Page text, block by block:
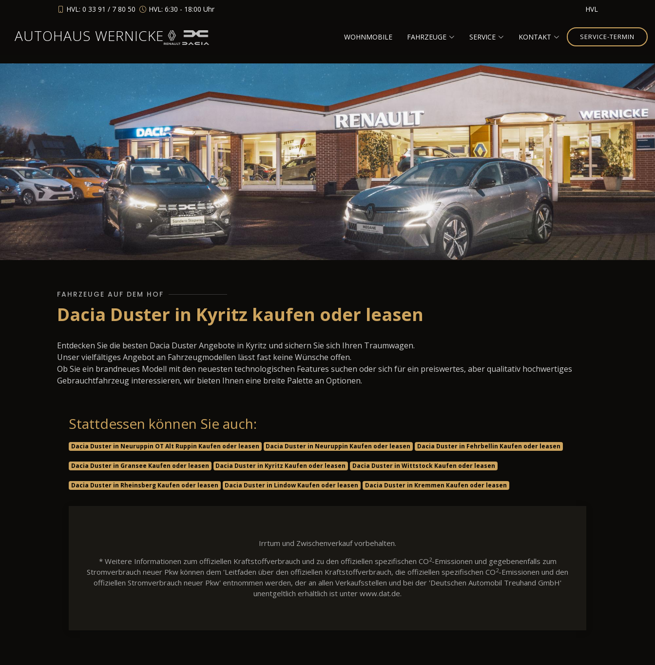
HVL: 0 33 91 / 7 80 50 HVL: 6:30 - 18:00 Uhr HVL
AUTOHAUS WERNICKE WOHNMOBILE FAHRZEUGE SERVICE KONTAKT SERVICE-TERMIN
FAHRZEUGE AUF DEM HOF
Dacia Duster in Kyritz kaufen oder leasen
Entdecken Sie die besten Dacia Duster Angebote in Kyritz und sichern Sie sich Ihren Traumwagen.
Unser vielfältiges Angebot an Fahrzeugmodellen lässt fast keine Wünsche offen.
Ob Sie ein brandneues Modell mit den neuesten technologischen Features suchen oder sich für ein preiswertes, aber qualitativ hochwertiges
Gebrauchtfahrzeug interessieren, wir bieten Ihnen eine breite Palette an Optionen.
Stattdessen können Sie auch:
Dacia Duster in Neuruppin OT Alt Ruppin Kaufen oder leasen Dacia Duster in Neuruppin Kaufen oder leasen Dacia Duster in Fehrbellin Kaufen oder leasen
Dacia Duster in Gransee Kaufen oder leasen Dacia Duster in Kyritz Kaufen oder leasen Dacia Duster in Wittstock Kaufen oder leasen
Dacia Duster in Rheinsberg Kaufen oder leasen Dacia Duster in Lindow Kaufen oder leasen Dacia Duster in Kremmen Kaufen oder leasen
Irrtum und Zwischenverkauf vorbehalten.
* Weitere Informationen zum offiziellen Kraftstoffverbrauch und zu den offiziellen spezifischen CO2-Emissionen und gegebenenfalls zum
Stromverbrauch neuer Pkw können dem 'Leitfaden über den offiziellen Kraftstoffverbrauch, die offiziellen spezifischen CO2-Emissionen und den
offiziellen Stromverbrauch neuer Pkw' entnommen werden, der an allen Verkaufsstellen und bei der 'Deutschen Automobil Treuhand GmbH'
unentgeltlich erhältlich ist unter www.dat.de.